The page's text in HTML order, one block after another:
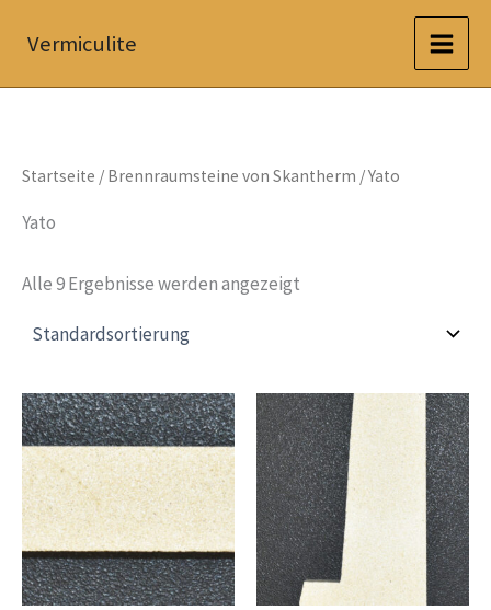
InhaltVermiculite
Startseite / Brennraumsteine von Skantherm / Yato
Yato
Alle 9 Ergebnisse werden angezeigt